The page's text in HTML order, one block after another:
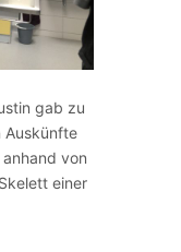
gab zu
Auskünfte
von
einer